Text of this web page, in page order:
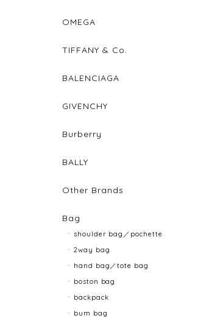
OMEGA
TIFFANY & Co.
BALENCIAGA
GIVENCHY
Burberry
BALLY
Other Brands
Bag
shoulder bag／pochette
2way bag
hand bag／tote bag
boston bag
backpack
bum bag